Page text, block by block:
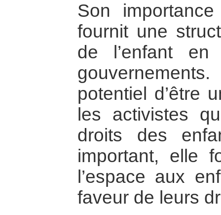
Son
fournit une
de l’enfant en
potentiel d’être
les activistes
droits des
important, elle
l’espace aux
faveur de leurs